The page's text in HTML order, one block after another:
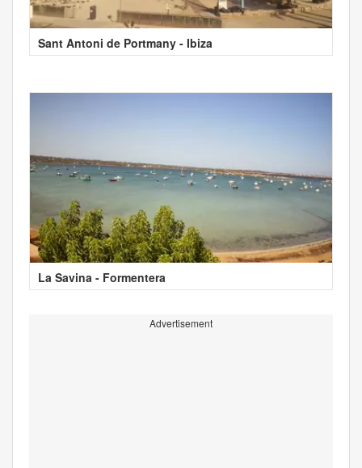
Sant Antoni de Portmany - Ibiza
La Savina - Formentera
Advertisement